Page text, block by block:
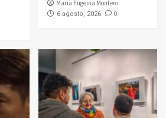
Maria Eugenia Montero
6 agosto, 2026 0